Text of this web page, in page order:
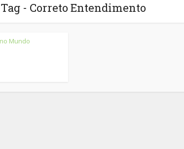
Tag - Correto Entendimento
Mundo